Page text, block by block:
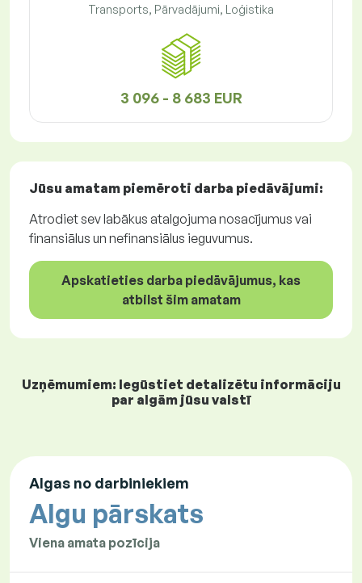
Transports, Pārvadājumi, Loģistika
3 096 - 8 683 EUR
Jūsu amatam piemēroti darba piedāvājumi:
Atrodiet sev labākus atalgojuma nosacījumus vai
finansiālus un nefinansiālus ieguvumus.
Apskatieties darba piedāvājumus, kas
atbilst šim amatam
Uzņēmumiem: Iegūstiet detalizētu informāciju
par algām jūsu valstī
Algas no darbiniekiem
Algu pārskats
Viena amata pozīcija